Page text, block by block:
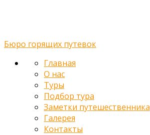
Бюро горящих путевок
Главная
О нас
Туры
Подбор тура
Заметки путешественника
Галерея
Контакты